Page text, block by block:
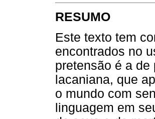
RESUMO
Este texto tem
encontrados no
pretensão é a
lacaniana, que
o mundo com
linguagem em